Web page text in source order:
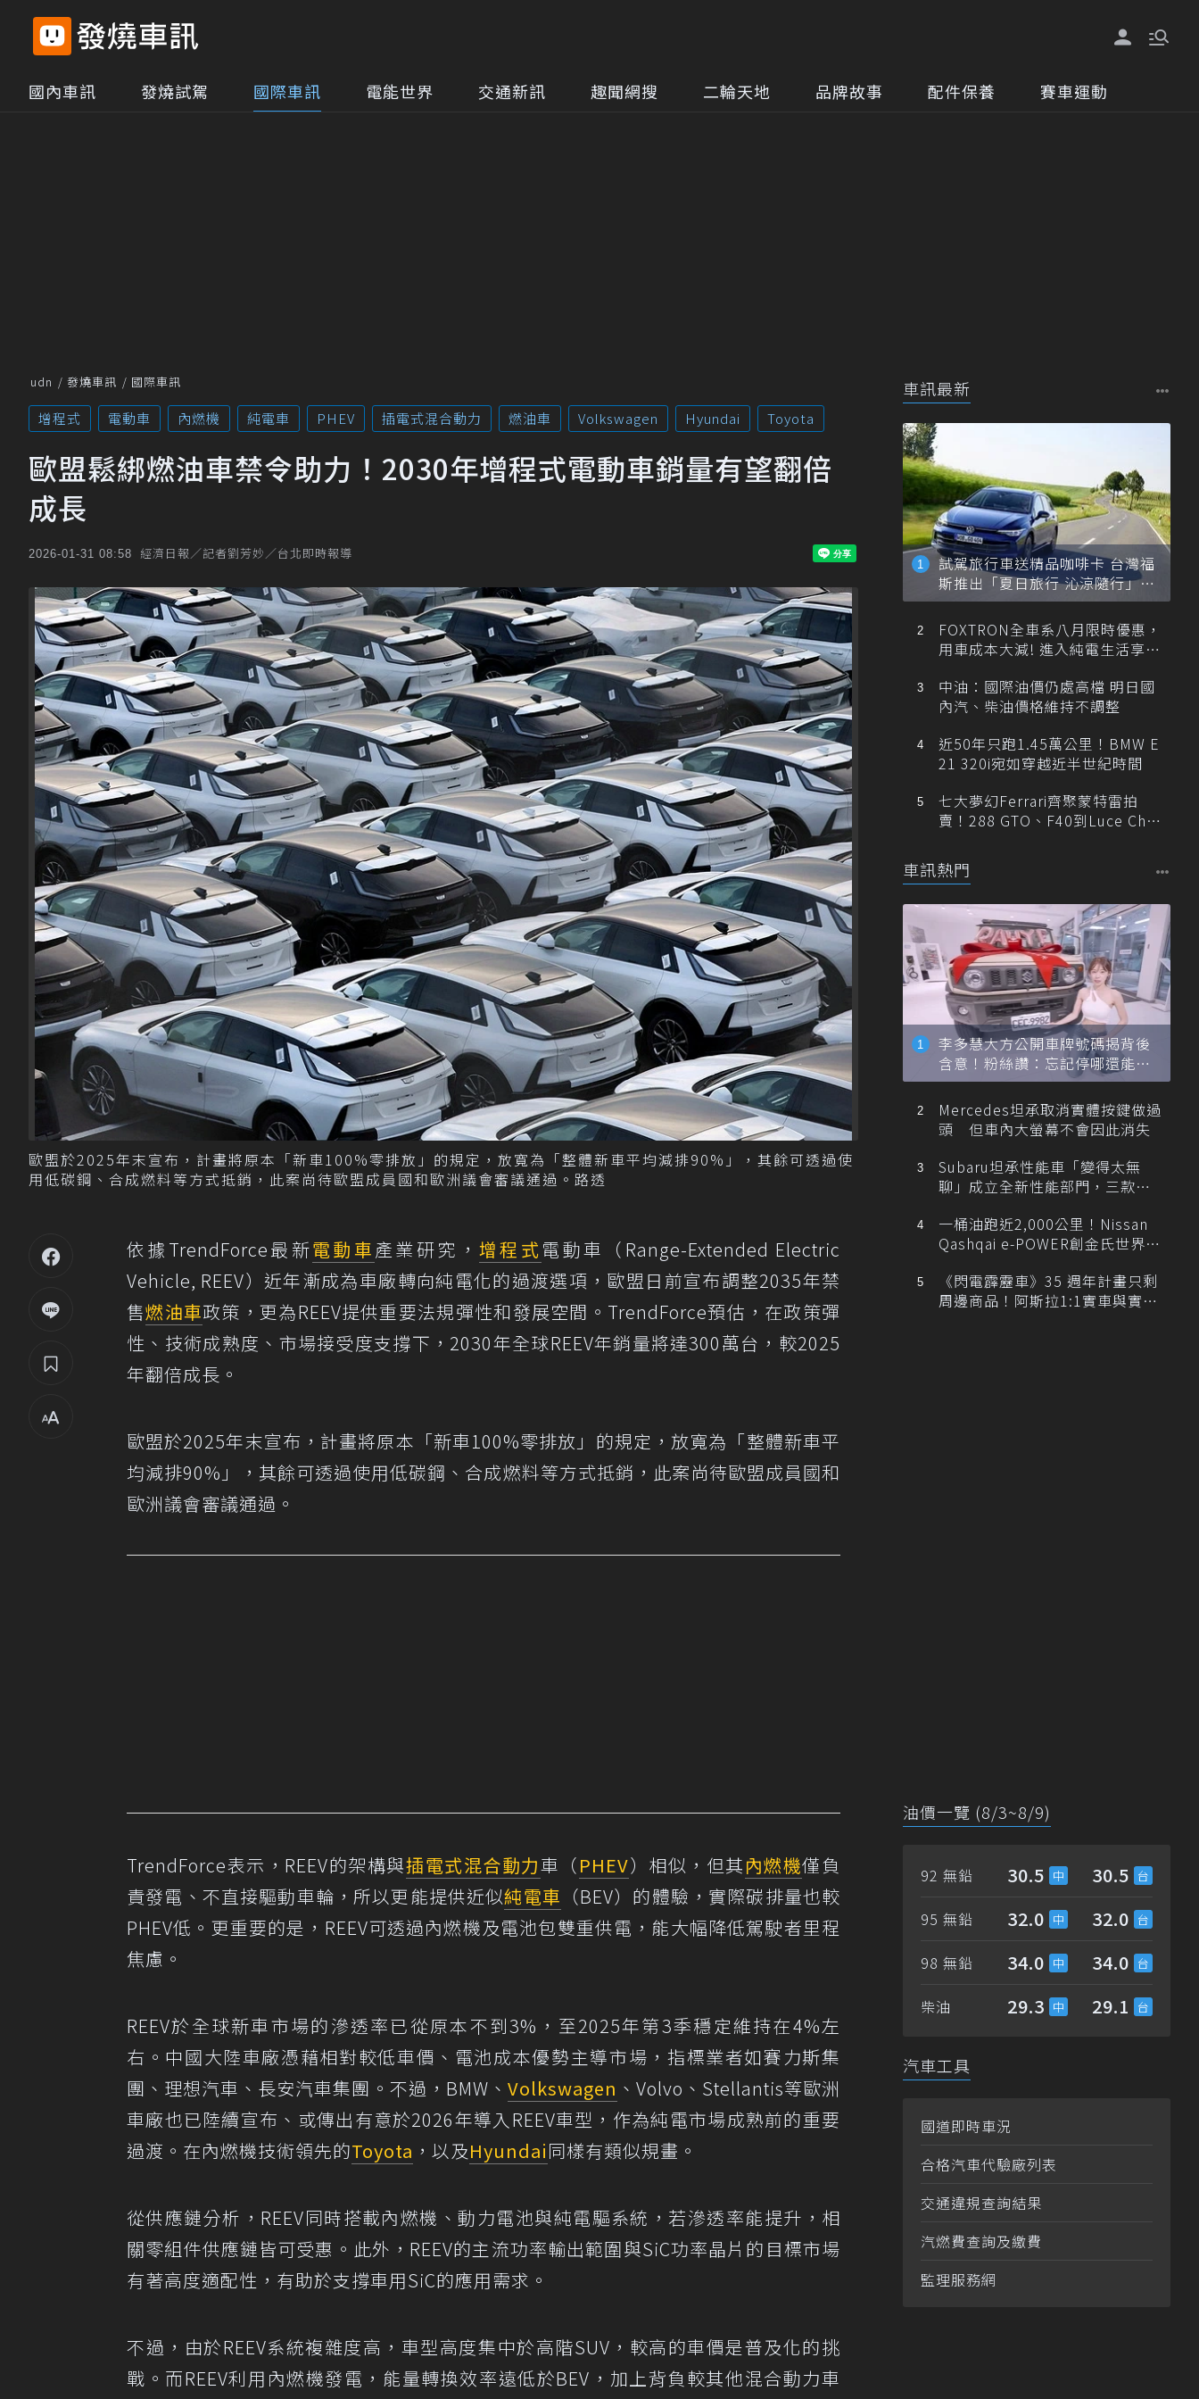
國內車訊 發燒試駕 國際車訊 電能世界 交通新訊 趣聞網搜 二輪天地 品牌故事 配件保養 賽車運動
udn 發燒車訊 國際車訊
增程式 電動車 內燃機 純電車 PHEV 插電式混合動力 燃油車 Volkswagen Hyundai Toyota
歐盟鬆綁燃油車禁令助力！2030年增程式電動車銷量有望翻倍
成長
2026-01-31 08:58 經濟日報／記者劉芳妙／台北即時報導
歐盟於2025年末宣布，計畫將原本「新車100%零排放」的規定，放寬為「整體新車平均減排90%」，其餘可透過使
用低碳鋼、合成燃料等方式抵銷，此案尚待歐盟成員國和歐洲議會審議通過。路透
依據TrendForce最新電動車產業研究， 增程式電動車（Range-Extended Electric
Vehicle, REEV）近年漸成為車廠轉向純電化的過渡選項，歐盟日前宣布調整2035年禁
售燃油車政策，更為REEV提供重要法規彈性和發展空間。TrendForce預估，在政策彈
性、技術成熟度、市場接受度支撐下，2030年全球REEV年銷量將達300萬台，較2025
年翻倍成長。
歐盟於2025年末宣布，計畫將原本「新車100%零排放」的規定，放寬為「整體新車平
均減排90%」，其餘可透過使用低碳鋼、合成燃料等方式抵銷，此案尚待歐盟成員國和
歐洲議會審議通過。
TrendForce表示，REEV的架構與插電式混合動力車（PHEV）相似，但其內燃機僅負
責發電、不直接驅動車輪，所以更能提供近似純電車 （BEV）的體驗，實際碳排量也較
PHEV低。更重要的是，REEV可透過內燃機及電池包雙重供電，能大幅降低駕駛者里程
焦慮。
REEV於全球新車市場的滲透率已從原本不到3%，至2025年第3季穩定維持在4%左
右。中國大陸車廠憑藉相對較低車價、電池成本優勢主導市場，指標業者如賽力斯集
團、理想汽車、長安汽車集團。不過，BMW、 Volkswagen 、Volvo、Stellantis等歐洲
車廠也已陸續宣布、或傳出有意於2026年導入REEV車型，作為純電市場成熟前的重要
過渡。在內燃機技術領先的Toyota ，以及Hyundai同樣有類似規畫。
從供應鏈分析，REEV同時搭載內燃機、動力電池與純電驅系統，若滲透率能提升，相
關零組件供應鏈皆可受惠。此外，REEV的主流功率輸出範圍與SiC功率晶片的目標市場
有著高度適配性，有助於支撐車用SiC的應用需求。
不過，由於REEV系統複雜度高，車型高度集中於高階SUV，較高的車價是普及化的挑
戰。而REEV利用內燃機發電，能量轉換效率遠低於BEV，加上背負較其他混合動力車
車訊最新
試駕旅行車送精品咖啡卡 台灣福
斯推出「夏日旅行 沁涼隨行」活
動
FOXTRON全車系八月限時優惠，
用車成本大減! 進入純電生活享
中油：國際油價仍處高檔 明日國
內汽、柴油價格維持不調整
近50年只跑1.45萬公里！BMW E
21 320i宛如穿越近半世紀時間
七大夢幻Ferrari齊聚蒙特雷拍
賣！288 GTO、F40到Luce Cha
車訊熱門
李多慧大方公開車牌號碼揭背後
含意！粉絲讚：忘記停哪還能幫
忙找車
Mercedes坦承取消實體按鍵做過
頭 但車內大螢幕不會因此消失
Subaru坦承性能車「變得太無
聊」成立全新性能部門，三款手
一桶油跑近2,000公里！Nissan
Qashqai e-POWER創金氏世界紀
《閃電霹靂車》35 週年計畫只剩
周邊商品！阿斯拉1:1實車與實體
油價一覽 (8/3~8/9)
92 無鉛 30.5 30.5
95 無鉛 32.0 32.0
98 無鉛 34.0 34.0
柴油 29.3 29.1
汽車工具
國道即時車況
合格汽車代驗廠列表
交通違規查詢結果
汽燃費查詢及繳費
監理服務網